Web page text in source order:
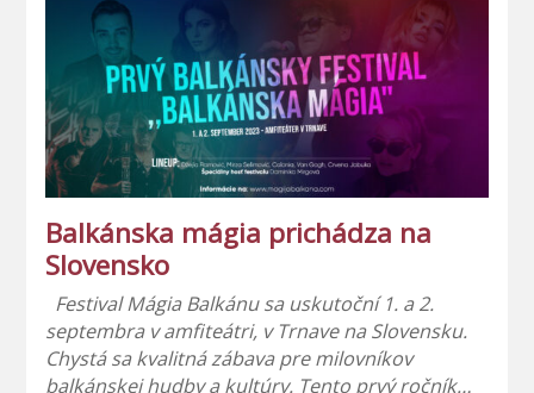
Balkánska mágia prichádza na
Slovensko
Festival Mágia Balkánu sa uskutoční 1. a 2.
septembra v amfiteátri, v Trnave na Slovensku.
Chystá sa kvalitná zábava pre milovníkov
balkánskej hudby a kultúry. Tento prvý ročník…